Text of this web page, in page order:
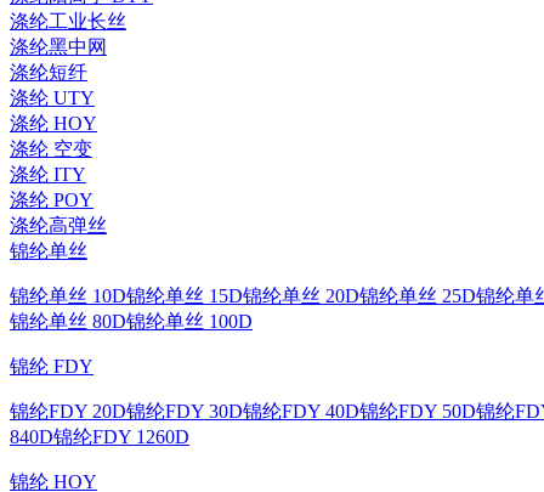
涤纶工业长丝
涤纶黑中网
涤纶短纤
涤纶 UTY
涤纶 HOY
涤纶 空变
涤纶 ITY
涤纶 POY
涤纶高弹丝
锦纶单丝
锦纶单丝 10D锦纶单丝 15D锦纶单丝 20D锦纶单丝 25D锦纶单
锦纶单丝 80D锦纶单丝 100D
锦纶 FDY
锦纶FDY 20D锦纶FDY 30D锦纶FDY 40D锦纶FDY 50D锦纶
840D锦纶FDY 1260D
锦纶 HOY